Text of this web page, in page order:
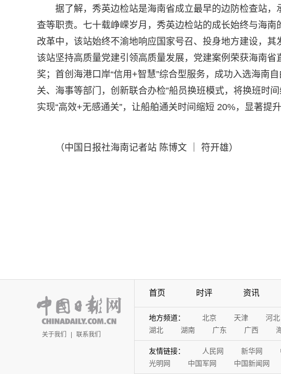
据了解，秀英边检站是海南省成立最早的边防检查站
查等职责。七十载峥嵘岁月，秀英边检站的成长始终与海
改革中，该站始终不渝地响应国家号召、投身地方建设，其
该站坚持高质量党建引领高质量发展，党建案例荣获海南省
奖；首创海港口岸“信用+智慧”综合型服务，成功入选海南
关、海事等部门，创新联合办检”船员换班模式，将换班时
实现“高效+无感通关”，让船舶通关时间缩短 20%，显著提
（中国日报社海南记者站 陈博文 ｜ 符开雄）
关于我们 | 联系我们
首页 时评 资讯
地方频道： 北京 天津 河北
湖北
湖南 广东 广西
友情链接： 人民网 新华网
光明网
中国军网 中国新闻网